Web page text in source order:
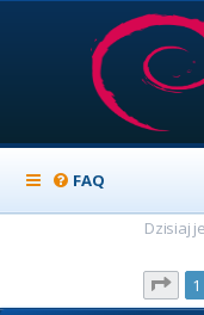
FAQ
Dzisiaj
1